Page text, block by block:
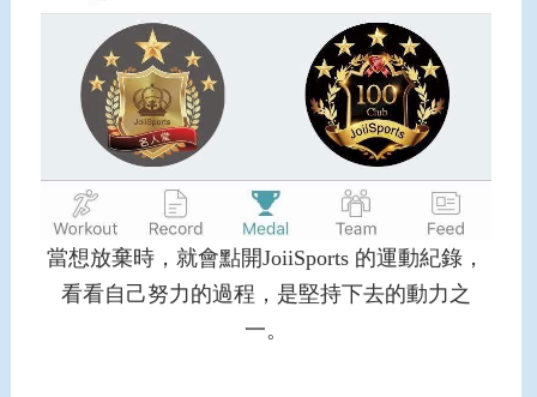
當想放棄時，就會點開JoiiSports 的運動紀錄，
看看自己努力的過程，是堅持下去的動力之
一。